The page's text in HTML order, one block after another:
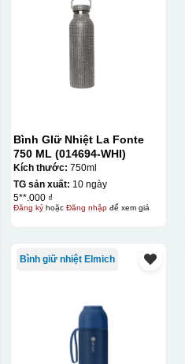
Bình GIữ Nhiệt La Fonte
750 ML (014694-WHI)
Kích thước: 750ml
TG sản xuất: 10 ngày
5**.000 ₫
Đăng kýhoặc Đăng nhậpđể xem giá
Bình giữ nhiệt Elmich